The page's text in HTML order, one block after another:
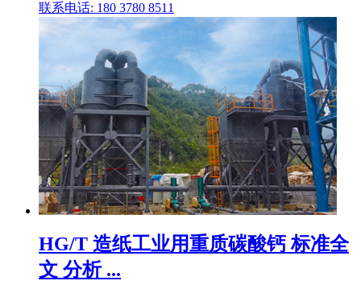
联系电话: 180 3780 8511
HG/T 造纸工业用重质碳酸钙 标准全
文 分析 ...